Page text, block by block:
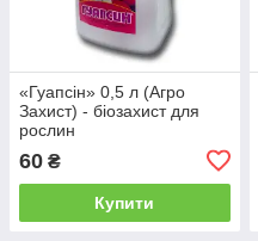
«Гуапсін» 0,5 л (Агро
Захист) - біозахист для
рослин
60 ₴
Купити